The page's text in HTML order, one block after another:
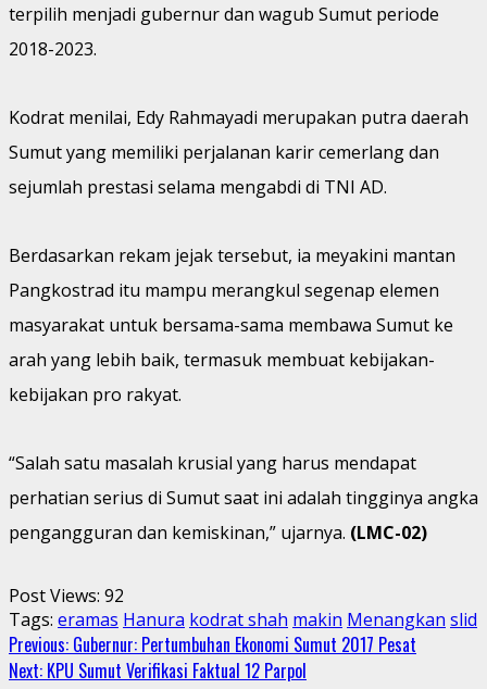
terpilih menjadi gubernur dan wagub Sumut periode
2018-2023.
Kodrat menilai, Edy Rahmayadi merupakan putra daerah
Sumut yang memiliki perjalanan karir cemerlang dan
sejumlah prestasi selama mengabdi di TNI AD.
Berdasarkan rekam jejak tersebut, ia meyakini mantan
Pangkostrad itu mampu merangkul segenap elemen
masyarakat untuk bersama-sama membawa Sumut ke
arah yang lebih baik, termasuk membuat kebijakan-
kebijakan pro rakyat.
“Salah satu masalah krusial yang harus mendapat
perhatian serius di Sumut saat ini adalah tingginya angka
pengangguran dan kemiskinan,” ujarnya. (LMC-02)
Post Views: 92
Tags: eramas Hanura kodrat shah makin Menangkan slid
Continue
Previous: Gubernur: Pertumbuhan Ekonomi Sumut 2017 Pesat
Next: KPU Sumut Verifikasi Faktual 12 Parpol